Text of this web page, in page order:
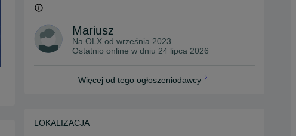
Mariusz
Na OLX od września 2023
Ostatnio online w dniu 24 lipca 2026
Więcej od tego ogłoszeniodawcy
LOKALIZACJA